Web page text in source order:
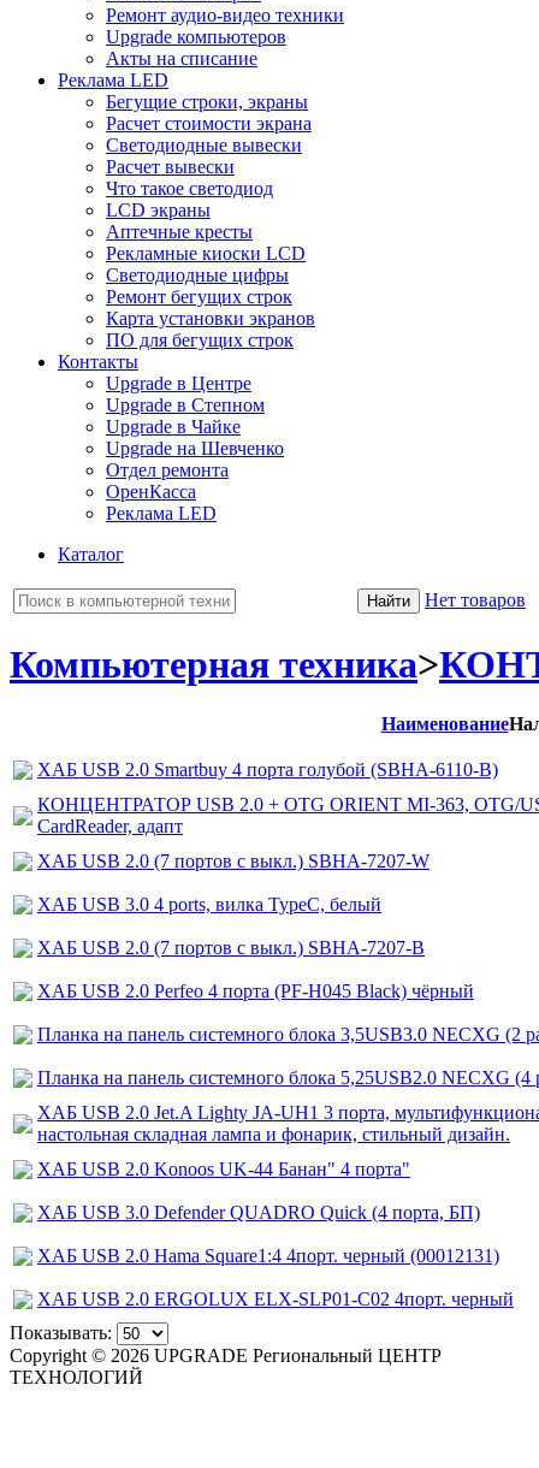
Ремонт аудио-видео техники
Upgrade компьютеров
Акты на списание
Реклама LED
Бегущие строки, экраны
Расчет стоимости экрана
Светодиодные вывески
Расчет вывески
Что такое светодиод
LCD экраны
Аптечные кресты
Рекламные киоски LCD
Светодиодные цифры
Ремонт бегущих строк
Карта установки экранов
ПО для бегущих строк
Контакты
Upgrade в Центре
Upgrade в Степном
Upgrade в Чайке
Upgrade на Шевченко
Отдел ремонта
ОренКасса
Реклама LED
Каталог
Нет товаров
Компьютерная техника>
Наименование
ХАБ USB 2.0 Smartbuy 4 порта голубой (SBHA-6110-B)
КОНЦЕНТРАТОР USB 2.0 + OTG ORIENT MI-363, OTG/
CardReader, адапт
ХАБ USB 2.0 (7 портов с выкл.) SBHA-7207-W
ХАБ USB 3.0 4 ports, вилка TypeC, белый
ХАБ USB 2.0 (7 портов с выкл.) SBHA-7207-B
ХАБ USB 2.0 Perfeo 4 порта (PF-H045 Black) чёрный
Планка на панель системного блока 3,5USB3.0 NECXG (2
Планка на панель системного блока 5,25USB2.0 NECXG (4
ХАБ USB 2.0 Jet.A Lighty JA-UH1 3 порта,
настольная складная лампа и фонарик, стильный дизайн.
ХАБ USB 2.0 Konoos UK-44 Банан" 4 порта"
ХАБ USB 3.0 Defender QUADRO Quick (4 порта, БП)
ХАБ USB 2.0 Hama Square1:4 4порт. черный (00012131)
ХАБ USB 2.0 ERGOLUX ELX-SLP01-C02 4порт. черный
Показывать:
Copyright © 2026 UPGRADE Региональный ЦЕНТР
ТЕХНОЛОГИЙ